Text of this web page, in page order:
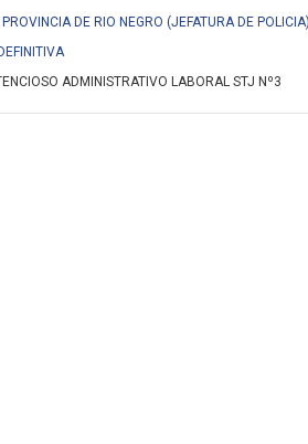
DE RIO NEGRO (JEFATURA DE
ADMINISTRATIVO LABORAL STJ Nº3